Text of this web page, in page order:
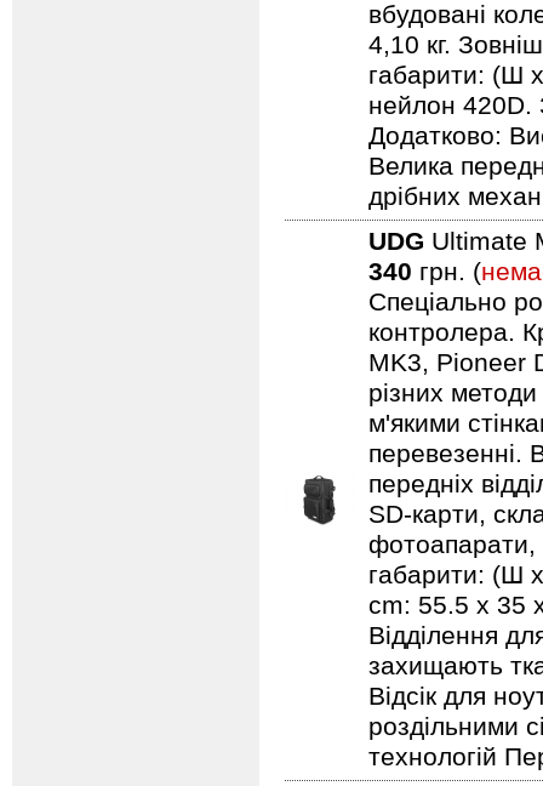
вбудовані
4,10 кг.
габарити: (Ш
нейлон 420D.
Додатково:
Велика
дрібних
UDG Ultimate
340 грн. (
Спеціально
контролера.
MK3, Pioneer
різних
м'якими
перевезенні.
передніх
SD-карти,
фотоапарати,
габарити: (Ш
cm: 55.5 x 35
Відділення
захищають
Відсік для
роздільними
технологій